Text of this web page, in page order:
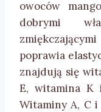
owoców
dobrymi
poprawia
znajdują się
E, witamina K
Witaminy A, C i